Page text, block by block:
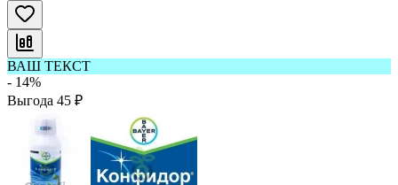
ВАШ ТЕКСТ
- 14%
Выгода 45 ₽